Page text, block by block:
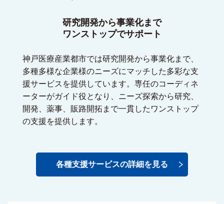
研究開発から事業化まで
ワンストップでサポート
神戸医療産業都市では研究開発から事業化まで、
多種多様な企業様のニーズにマッチした多彩な支
援サービスを提供しています。専任のコーディネ
ーターがガイド役となり、ニーズ探索から研究、
開発、薬事、販路開拓まで一貫したワンストップ
の支援を提供します。
各種支援サービスの詳細を見る